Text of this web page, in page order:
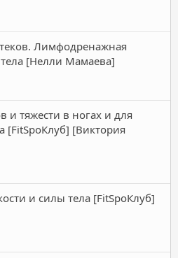
Лимфодренажная
[Нелли Мамаева]
и тяжести в ногах и для
[FitSpoКлуб] [Виктория
и силы тела [FitSpoКлуб]